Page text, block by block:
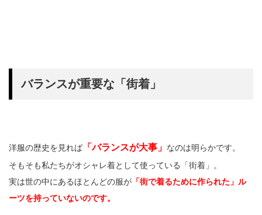
バランスが重要な「街着」
洋服の歴史を見れば 「バランスが大事」 なのは明らかです。
そもそも私たちがオシャレ着として使っている「街着」。
実は世の中にあるほとんどの服が 「街で着るために作られた」ル
ーツを持っていないのです。